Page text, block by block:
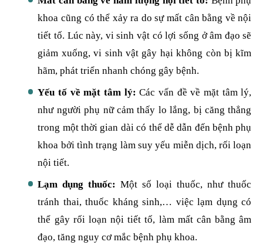
khoa cũng có thể xảy ra do sự mất cân bằng về nội
tiết tố. Lúc này, vi sinh vật có lợi sống ở âm đạo sẽ
giảm xuống, vi sinh vật gây hại không còn bị kĩm
hãm, phát triển nhanh chóng gây bệnh.
Yếu tố về mặt tâm lý:Các vấn đề về mặt tâm lý,
như người phụ nữ cảm thấy lo lắng, bị căng thẳng
trong một thời gian dài có thể dễ dẫn đến bệnh phụ
khoa bởi tình trạng làm suy yếu miễn dịch, rối loạn
nội tiết.
Lạm dụng thuốc: Một số loại thuốc, như thuốc
tránh thai, thuốc kháng sinh,… việc lạm dụng có
thể gây rối loạn nội tiết tố, làm mất cân bằng âm
đạo, tăng nguy cơ mắc bệnh phụ khoa.